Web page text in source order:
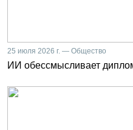
25 июля 2026 г. — Общество
ИИ обессмысливает